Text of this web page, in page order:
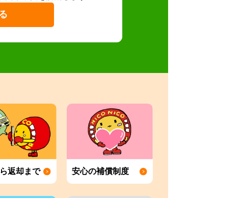
返却まで 安心の補償制度